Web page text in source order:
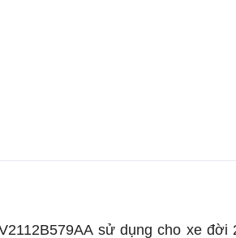
sử dụng cho xe